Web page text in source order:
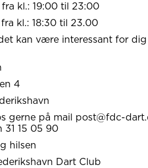
kl.: 19:00 til 23:00
kl.: 18:30 til 23.00
kan være interessant for
4
gerne på mail post@fdc-
31 15 05 90
hilsen
Dart Club